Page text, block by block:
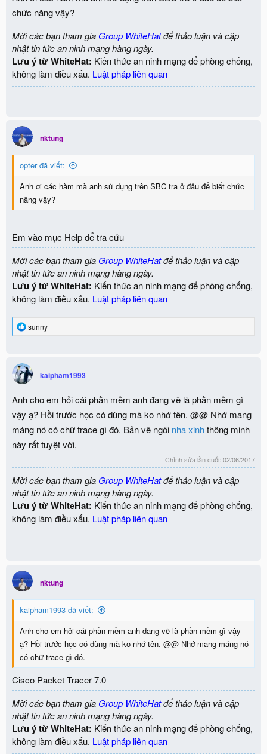
s
:
chức năng vậy?
Mời các bạn tham gia Group WhiteHatđể thảo luận và cập
nhật tin tức an ninh mạng hàng ngày.
Lưu ý từ WhiteHat: Kiến thức an ninh mạng để phòng chống,
không làm điều xấu. Luật pháp liên quan
nktung
opter đã viết:
Anh ơi các hàm mà anh sử dụng trên SBC tra ở đâu để biết chức
năng vậy?
Em vào mục Help để tra cứu
Mời các bạn tham gia Group WhiteHatđể thảo luận và cập
nhật tin tức an ninh mạng hàng ngày.
Lưu ý từ WhiteHat: Kiến thức an ninh mạng để phòng chống,
không làm điều xấu. Luật pháp liên quan
R
t
i
o
s
sunny
kaipham1993
Anh cho em hỏi cái phần mềm anh đang vẽ là phần mềm gì
vậy ạ? Hồi trước học có dùng mà ko nhớ tên. @@ Nhớ mang
máng nó có chữ trace gì đó. Bản vẽ ngôi nha xinhthông minh
này rất tuyệt vời.
Chỉnh sửa lần cuối: 02/06/2017
Mời các bạn tham gia Group WhiteHatđể thảo luận và cập
nhật tin tức an ninh mạng hàng ngày.
Lưu ý từ WhiteHat: Kiến thức an ninh mạng để phòng chống,
không làm điều xấu. Luật pháp liên quan
nktung
kaipham1993 đã viết:
Anh cho em hỏi cái phần mềm anh đang vẽ là phần mềm gì vậy
ạ? Hồi trước học có dùng mà ko nhớ tên. @@ Nhớ mang máng nó
có chữ trace gì đó.
Cisco Packet Tracer 7.0
Mời các bạn tham gia Group WhiteHatđể thảo luận và cập
nhật tin tức an ninh mạng hàng ngày.
Lưu ý từ WhiteHat: Kiến thức an ninh mạng để phòng chống,
không làm điều xấu. Luật pháp liên quan